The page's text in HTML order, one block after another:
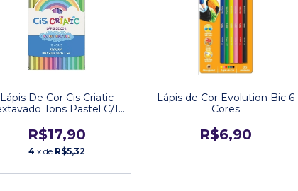
Lápis De Cor Cis Criatic
Tons Pastel C/12
R$17,90
4 x de R$5,32
Lápis de Cor Evolution Bic 6
Cores
R$6,90